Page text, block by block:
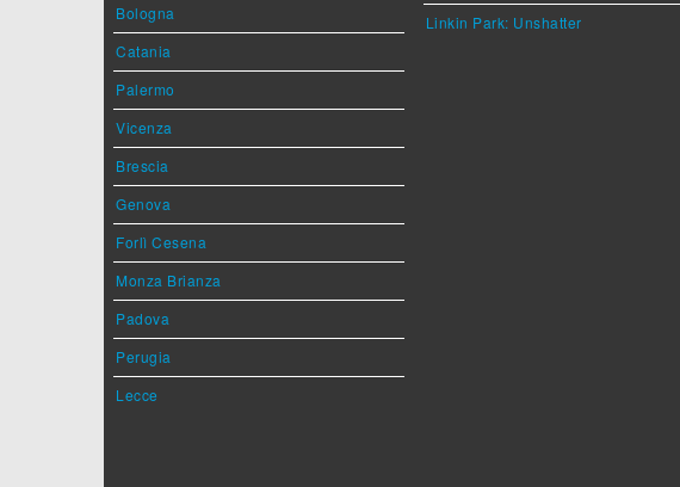
Bologna
Catania
Palermo
Vicenza
Brescia
Genova
Forlì Cesena
Monza Brianza
Padova
Perugia
Lecce
Linkin Park: Unshatter